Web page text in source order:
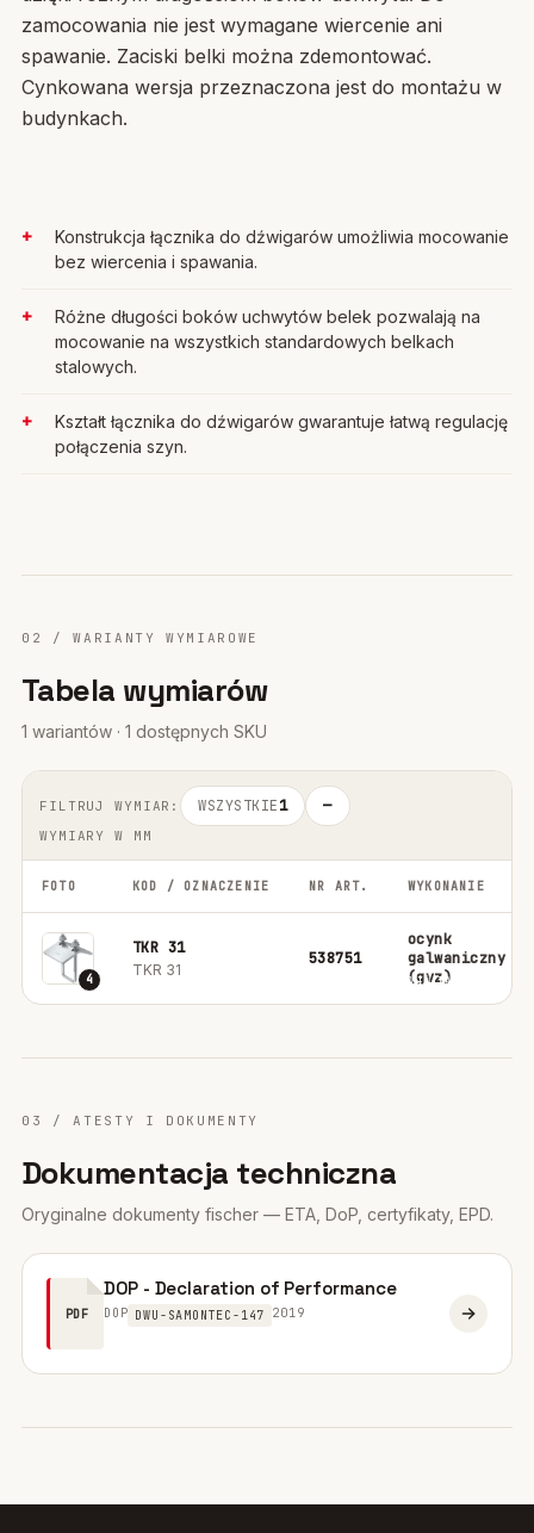
zamocowania nie jest wymagane wiercenie ani
spawanie. Zaciski belki można zdemontować.
Cynkowana wersja przeznaczona jest do montażu w
budynkach.
Konstrukcja łącznika do dźwigarów umożliwia mocowanie
bez wiercenia i spawania.
Różne długości boków uchwytów belek pozwalają na
mocowanie na wszystkich standardowych belkach
stalowych.
Kształt łącznika do dźwigarów gwarantuje łatwą regulację
połączenia szyn.
02 / WARIANTY WYMIAROWE
Tabela wymiarów
1 wariantów · 1 dostępnych SKU
FILTRUJ WYMIAR: WSZYSTKIE1 —
WYMIARY W MM
FOTO KOD / OZNACZENIE NR ART. WYKONANIE
4
TKR 31
TKR 31
538751
ocynk
galwaniczny
(gvz)
03 / ATESTY I DOKUMENTY
Dokumentacja techniczna
Oryginalne dokumenty fischer — ETA, DoP, certyfikaty, EPD.
PDF
DOP - Declaration of Performance
DOP DWU-SAMONTEC-147 2019